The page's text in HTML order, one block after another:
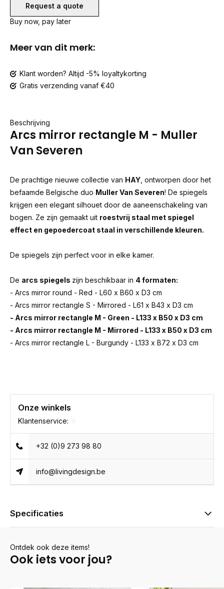
Request a quote
Buy now, pay later
Meer van dit merk:
Klant worden? Altijd -5% loyaltykorting
Gratis verzending vanaf €40
Beschrijving
Arcs mirror rectangle M - Muller
Van Severen
De prachtige nieuwe collectie van HAY , ontworpen door het
befaamde Belgische duo Muller Van Severen! De spiegels
krijgen een elegant silhouet door de aaneenschakeling van
bogen. Ze zijn gemaakt uit roestvrij staal met spiegel
effect en gepoedercoat staal in verschillende kleuren.
De spiegels zijn perfect voor in elke kamer.
De arcs spiegels zijn beschikbaar in 4 formaten:
- Arcs mirror round - Red - L60 x B60 x D3 cm
- Arcs mirror rectangle S - Mirrored - L61 x B43 x D3 cm
- Arcs mirror rectangle M - Green - L133 x B50 x D3 cm
- Arcs mirror rectangle M - Mirrored - L133 x B50 x D3 cm
- Arcs mirror rectangle L - Burgundy - L133 x B72 x D3 cm
Onze winkels
Klantenservice:
+32 (0)9 273 98 80
info@livingdesign.be
Specificaties
Ontdek ook deze items!
Ook iets voor jou?